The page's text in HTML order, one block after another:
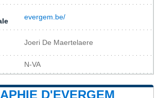
evergem.be/
Joeri De Maertelaere
N-VA
D'EVERGEM